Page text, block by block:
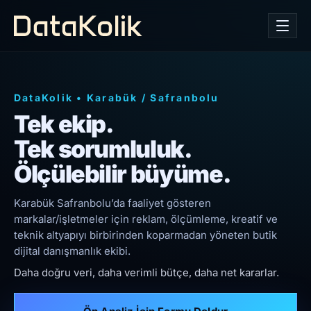
DataKolik • Karabük /Safranbolu
Tek ekip.
Tek sorumluluk.
Ölçülebilir büyüme.
Karabük Safranbolu’da faaliyet gösteren
markalar/işletmeler için reklam, ölçümleme, kreatif ve
teknik altyapıyı birbirinden koparmadan yöneten butik
dijital danışmanlık ekibi.
Daha doğru veri, daha verimli bütçe, daha net kararlar.